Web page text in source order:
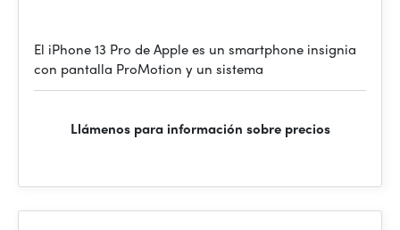
El iPhone 13 Pro de Apple es un smartphone insignia
con pantalla ProMotion y un sistema
Llámenos para información sobre precios